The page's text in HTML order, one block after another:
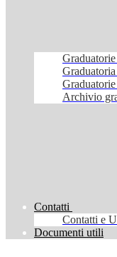
Archivio
Contatti
Contatti e
Documenti utili